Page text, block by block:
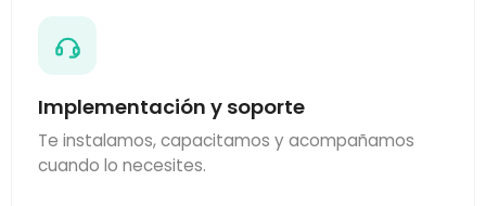
Implementación y soporte
Te instalamos, capacitamos y acompañamos
cuando lo necesites.